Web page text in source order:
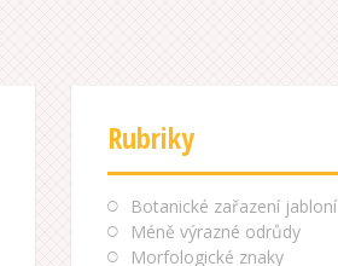
Rubriky
Botanické zařazení jabloní
Méně výrazné odrůdy
Morfologické znaky